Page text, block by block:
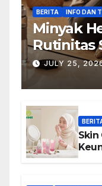
BERITA INFO DAN
Minyak
Rutinitas
Padat
JULY 25,
Skin